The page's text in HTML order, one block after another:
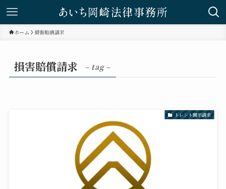
ホーム 損害賠償請求
損害賠償請求 – tag –
トレント開示請求